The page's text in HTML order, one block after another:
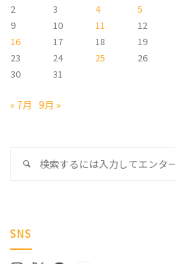
2
3 4 5
9
10 11 12
16
17 18 19
23
24 25 26
30
31
« 7月 9月 »
検
SNS